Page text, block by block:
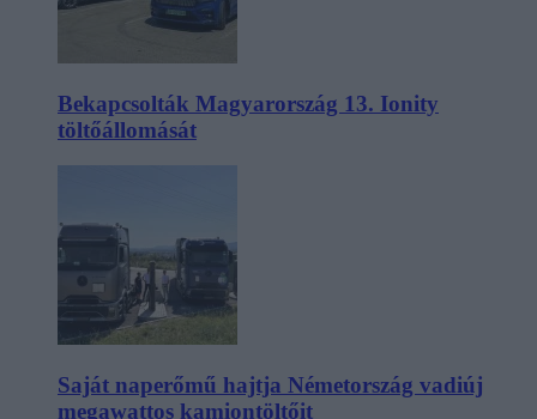
Bekapcsolták Magyarország 13. Ionity
töltőállomását
Saját naperőmű hajtja Németország vadiúj
megawattos kamiontöltőit